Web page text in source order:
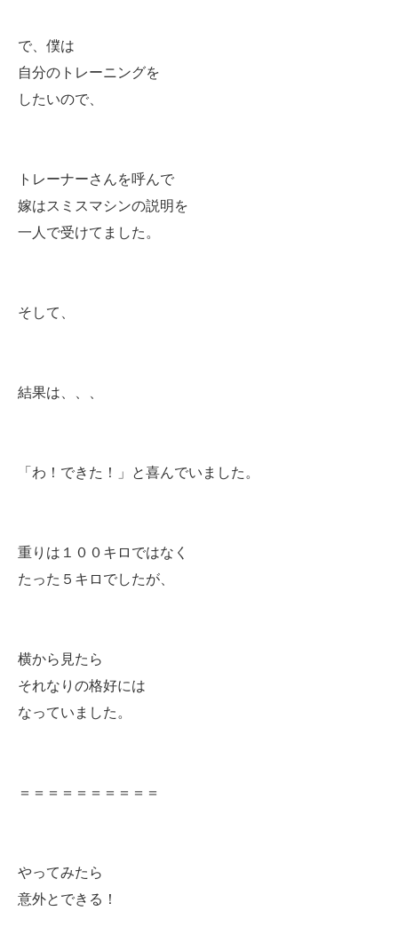
で、僕は
自分のトレーニングを
したいので、
トレーナーさんを呼んで
嫁はスミスマシンの説明を
一人で受けてました。
そして、
結果は、、、
「わ！できた！」と喜んでいました。
重りは１００キロではなく
たった５キロでしたが、
横から見たら
それなりの格好には
なっていました。
＝＝＝＝＝＝＝＝＝＝
やってみたら
意外とできる！